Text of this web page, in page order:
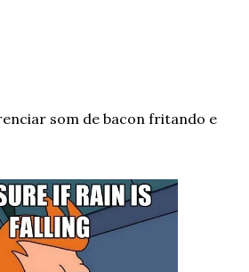
som de bacon fritando e